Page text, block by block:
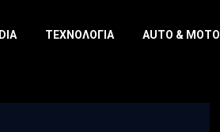
ΤΕΧΝΟΛΟΓΊΑ AUTO & MOTO